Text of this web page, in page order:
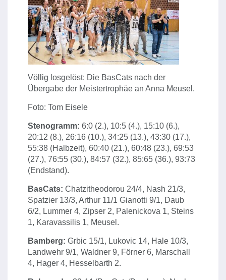
Völlig losgelöst: Die BasCats nach der
Übergabe der Meistertrophäe an Anna Meusel.
Foto: Tom Eisele
Stenogramm: 6:0 (2.), 10:5 (4.), 15:10 (6.),
20:12 (8.), 26:16 (10.), 34:25 (13.), 43:30 (17.),
55:38 (Halbzeit), 60:40 (21.), 60:48 (23.), 69:53
(27.), 76:55 (30.), 84:57 (32.), 85:65 (36.), 93:73
(Endstand).
BasCats: Chatzitheodorou 24/4, Nash 21/3,
Spatzier 13/3, Arthur 11/1 Gianotti 9/1, Daub
6/2, Lummer 4, Zipser 2, Palenickova 1, Steins
1, Karavassilis 1, Meusel.
Bamberg: Grbic 15/1, Lukovic 14, Hale 10/3,
Landwehr 9/1, Waldner 9, Förner 6, Marschall
4, Hager 4, Hesselbarth 2.